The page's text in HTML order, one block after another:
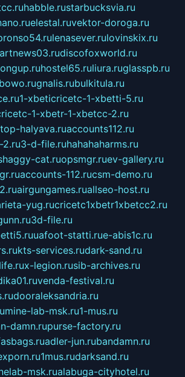
habble.rustarbucksvia.ru
elestal.ruvektor-doroga.ru
lenasever.rulovinskix.ru
discofoxworld.ru
hostel65.ruliura.ruglasspb.ru
gnalis.rubulkitula.ru
1-xbeticricetc-1-xbetti-5.ru
1-xbetr-1-xbetcc-2.ru
top-halyava.ruaccounts112.ru
3-d-file.ruhahahaharms.ru
cat.ruopsmgr.ruev-gallery.ru
accounts-112.rucsm-demo.ru
airgungames.ruallseo-host.ru
yug.rucricetc1xbetr1xbetcc2.ru
3d-file.ru
uafoot-statti.rue-abis1c.ru
kts-services.rudark-sand.ru
x-legion.rusib-archives.ru
venda-festival.ru
dooraleksandria.ru
mine-lab-msk.ru1-mus.ru
damn.rupurse-factory.ru
adler-jun.rubandamn.ru
1mus.rudarksand.ru
msk.rualabuga-cityhotel.ru